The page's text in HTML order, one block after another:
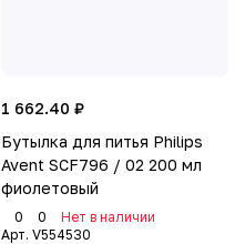
1 662.40 ₽
Бутылка для питья Philips
Avent SCF796 / 02 200 мл
фиолетовый
0 0
Нет в наличии
Арт. V554530